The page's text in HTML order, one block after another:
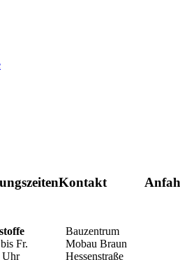
Fr.
Uhr
Kontakt
Bauzentrum
Mobau Braun
Hessenstraße